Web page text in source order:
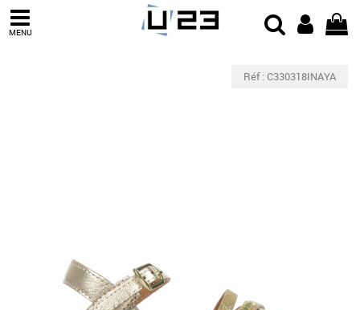
MENU
Réf : C330318INAYA